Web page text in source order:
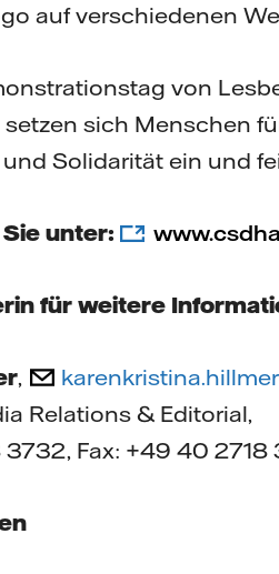
auf verschiedenen
von
sich Menschen
Solidarität ein und
unter:
für weitere
,
Relations & Editorial,
Fax: +49 40 2718